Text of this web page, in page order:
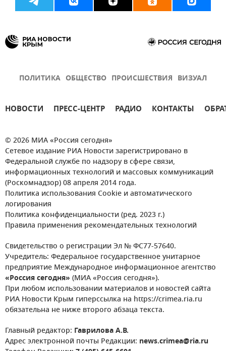
ПОЛИТИКА ОБЩЕСТВО ПРОИСШЕСТВИЯ ВИЗУАЛ
НОВОСТИ ПРЕСС-ЦЕНТР РАДИО КОНТАКТЫ
© 2026 МИА «Россия сегодня»
Сетевое издание РИА Новости зарегистрировано в
Федеральной службе по надзору в сфере связи,
информационных технологий и массовых коммуникаций
(Роскомнадзор) 08 апреля 2014 года.
Политика использования Cookie и автоматического
логирования
Политика конфиденциальности (ред. 2023 г.)
Правила применения рекомендательных технологий
Свидетельство о регистрации Эл № ФС77-57640.
Учредитель: Федеральное государственное унитарное
предприятие Международное информационное агентство
«Россия сегодня» (МИА «Россия сегодня»).
При любом использовании материалов и новостей сайта
РИА Новости Крым гиперссылка на https://crimea.ria.ru
обязательна не ниже второго абзаца текста.
Главный редактор: Гаврилова А.В.
Адрес электронной почты Редакции: news.crimea@ria.ru